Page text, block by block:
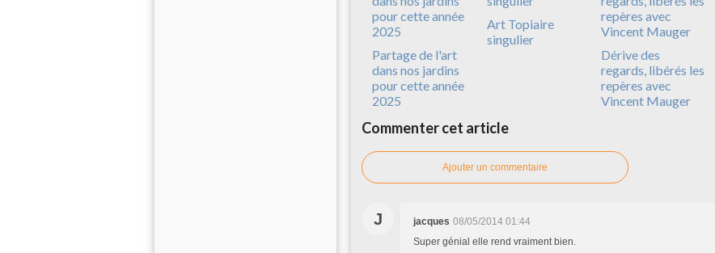
Partage de l'art
dans nos jardins
pour cette année
2025
Art Topiaire
singulier
Dérive des
regards, libérés les
repères avec
Vincent Mauger
Commenter cet article
Ajouter un commentaire
J jacques 08/05/2014 01:44
Super génial elle rend vraiment bien.